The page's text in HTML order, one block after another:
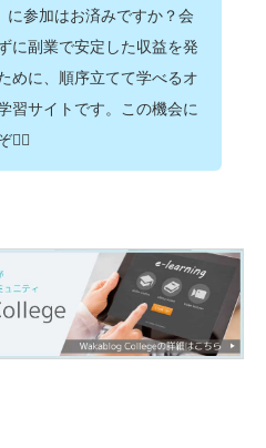
に参加はお済みですか？会
に副業で安定した収益を発
めに、順序立てて学べるオ
習サイトです。この機会に
💁‍♂️